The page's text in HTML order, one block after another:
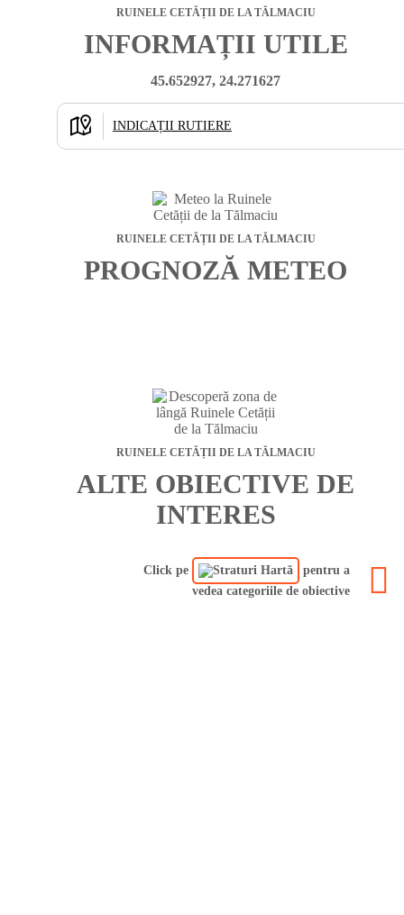
RUINELE CETĂȚII DE LA TĂLMACIU
INFORMAȚII UTILE
45.652927, 24.271627
INDICAȚII RUTIERE
RUINELE CETĂȚII DE LA TĂLMACIU
PROGNOZĂ METEO
RUINELE CETĂȚII DE LA TĂLMACIU
ALTE OBIECTIVE DE
INTERES
Click pe
pentru a
vedea categoriile de obiective